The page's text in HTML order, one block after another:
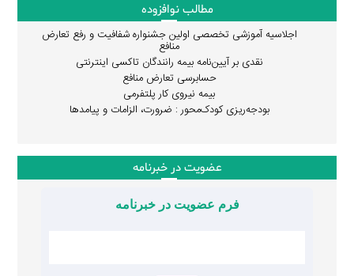
مطالب نوافزوده
اجلاسیه آموزشی تخصصی اولین جشنواره شفافیت و رفع تعارض
منافع
نقدی بر آیین‌نامه بیمه رانندگان تاکسی اینترنتی
حسابرسی تعارض منافع
بیمه نیروی کار پلتفرمی
بودجه‌ریزی کودک‌محور : ضرورت، الزامات و پیامدها
عضویت در خبرنامه
فرم عضویت در خبرنامه